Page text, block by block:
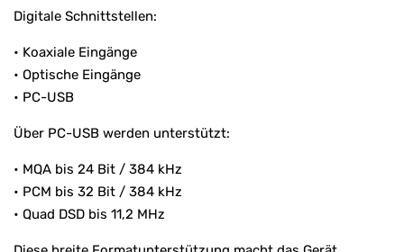
Digitale Schnittstellen:
• Koaxiale Eingänge
• Optische Eingänge
• PC-USB
Über PC-USB werden unterstützt:
• MQA bis 24 Bit / 384 kHz
• PCM bis 32 Bit / 384 kHz
• Quad DSD bis 11,2 MHz